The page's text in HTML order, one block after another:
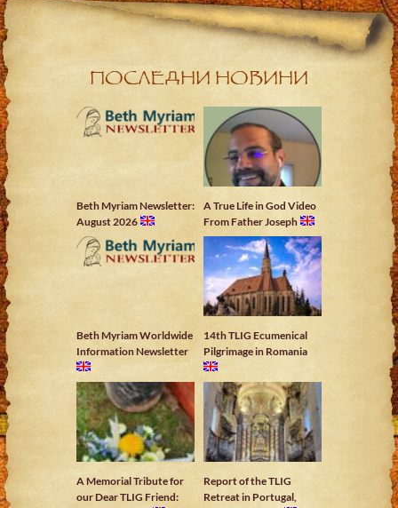
ПОСЛЕДНИ НОВИНИ
Beth Myriam Newsletter:
August 2026
A True Life in God Video
From Father Joseph
Beth Myriam Worldwide
Information Newsletter
14th TLIG Ecumenical
Pilgrimage in Romania
A Memorial Tribute for
our Dear TLIG Friend:
Report of the TLIG
Retreat in Portugal,